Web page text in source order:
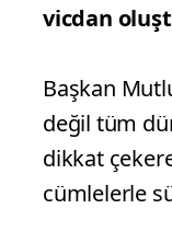
vicdan
Başkan
değil tüm
dikkat
cümlelerle